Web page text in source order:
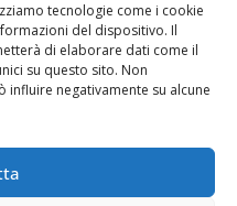
tecnologie come i cookie
del dispositivo. Il
di elaborare dati come il
su questo sito. Non
negativamente su alcune
del 20/09/2011 Dir.